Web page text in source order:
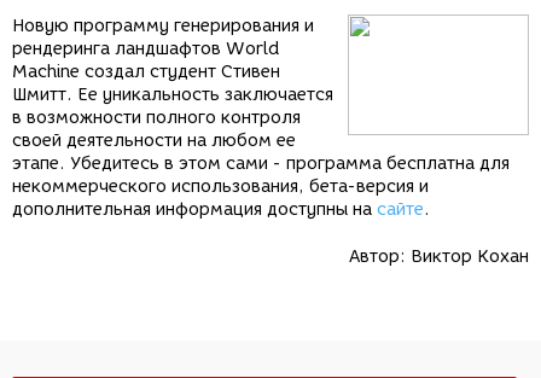
Новую программу генерирования и
рендеринга ландшафтов World
Machine создал студент Стивен
Шмитт. Ее уникальность заключается
в возможности полного контроля
своей деятельности на любом ее
этапе. Убедитесь в этом сами - программа бесплатна для
некоммерческого использования, бета-версия и
дополнительная информация доступны на сайте.
Автор: Виктор Кохан